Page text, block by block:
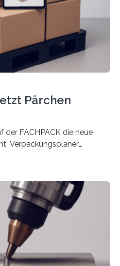
nach Maschinentyp und
Pärchen
der FACHPACK die neue
Verpackungsplaner
und in der Zulieferindustrie.
Die Anordnung kann
erhält so mehr Kontrolle
Bauteile. Die ebenfalls neue
dient dazu, die Software
– Zur Messe FACHPACK
in Nürnberg…